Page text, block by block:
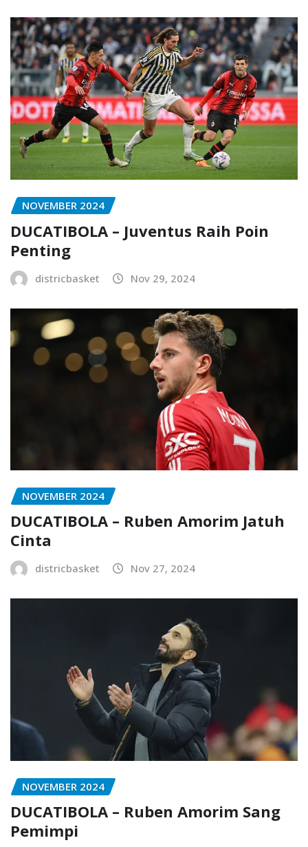
NOVEMBER 2024
DUCATIBOLA – Juventus Raih Poin
Penting
districbasket Nov 29, 2024
NOVEMBER 2024
DUCATIBOLA – Ruben Amorim Jatuh
Cinta
districbasket Nov 27, 2024
NOVEMBER 2024
DUCATIBOLA – Ruben Amorim Sang
Pemimpi